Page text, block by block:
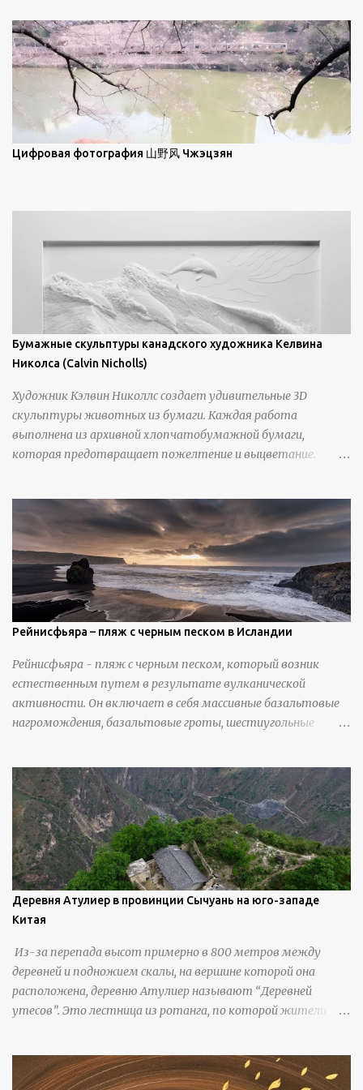
Брайан Шервин прокомментировал картины художника,
заявив, что "Такаюки Харада сочетает в себе классическую
элегантность живописи с реалиями современной жизни. В
некотором смысле, персонажи его картин предлагают
зрителям незаконченный рассказ, который усиливается его
уникальной манерой использования освещения". Для
просмотра всех работ, посетите страницу –
Цифровая фотография 山野风 Чжэцзян
Бумажные скульптуры канадского художника Келвина
Николса (Calvin Nicholls)
Художник Кэлвин Николлс создает удивительные 3D
скульптуры животных из бумаги. Каждая работа
выполнена из архивной хлопчатобумажной бумаги,
которая предотвращает пожелтение и выцветание.
инструменты для текстурирования, чтобы точно
вылепить каждую деталь. источник
https://calvinnicholls.com/
Рейнисфьяра – пляж с черным песком в Исландии
Рейнисфьяра - пляж с черным песком, который возник
естественным путем в результате вулканической
активности. Он включает в себя массивные базальтовые
нагромождения, базальтовые гроты, шестиугольные
Деревня Атулиер в провинции Сычуань на юго-западе
Китая
Из-за перепада высот примерно в 800 метров между
деревней и подножием скалы, на вершине которой она
расположена, деревню Атулиер называют “Деревней
утесов”. Это лестница из ротанга, по которой жители
стальными лестницами с защитными перилами, и